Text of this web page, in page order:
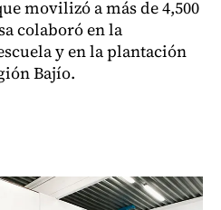
movilizó a más de 4,500
colaboró en la
y en la plantación
Bajío.